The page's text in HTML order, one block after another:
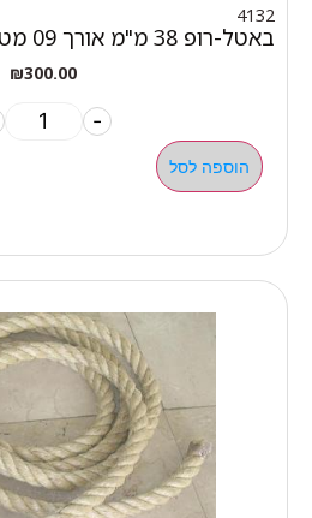
4132
באטל-רופ 38 מ"מ אורך 09 מטר האתלט
₪300.00
-
הוספה לסל